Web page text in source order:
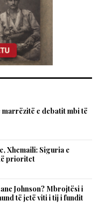
e debatit mbi të
Xhemaili: Siguria e
prioritet
Johnson? Mbrojtësi i
të jetë viti i tij i fundit